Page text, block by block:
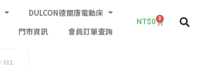
DULCON德爾康電動床
門市資訊 會員訂單查詢
NT$0 0
ALL